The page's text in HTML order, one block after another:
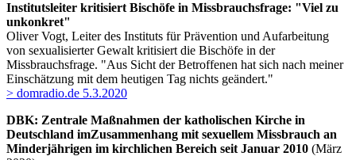
Institutsleiter kritisiert Bischöfe in Missbrauchsfrage: "Viel zu
unkonkret"
Oliver Vogt, Leiter des Instituts für Prävention und Aufarbeitung
von sexualisierter Gewalt kritisiert die Bischöfe in der
Missbrauchsfrage. "Aus Sicht der Betroffenen hat sich nach meiner
Einschätzung mit dem heutigen Tag nichts geändert."
> domradio.de 5.3.2020
DBK: Zentrale Maßnahmen der katholischen Kirche in
Deutschland imZusammenhang mit sexuellem Missbrauch an
Minderjährigen im kirchlichen Bereich seit Januar 2010 (März